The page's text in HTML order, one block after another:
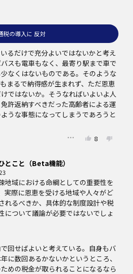
税の導入に 反対
るだけで充分よいではないかと考え
スも電車もなく、最寄り駅まで車で
なくはないものである。そのような
まるで納得感が生まれず、ただ恩恵
ではないか。そうなればいよいよ人
許返納すべきだった高齢者による運
うな事態になってしまうであろうと
8
とこと（Beta機能）
地域における命綱としての重要性を
実際に恩恵を受ける地域や人々がど
れるべきか、具体的な制度設計や税
について議論が必要ではないでしょ
回せばよいと考えている。自身もバ
に数回あるかないかというところ、
めの税金が取られることになるなら